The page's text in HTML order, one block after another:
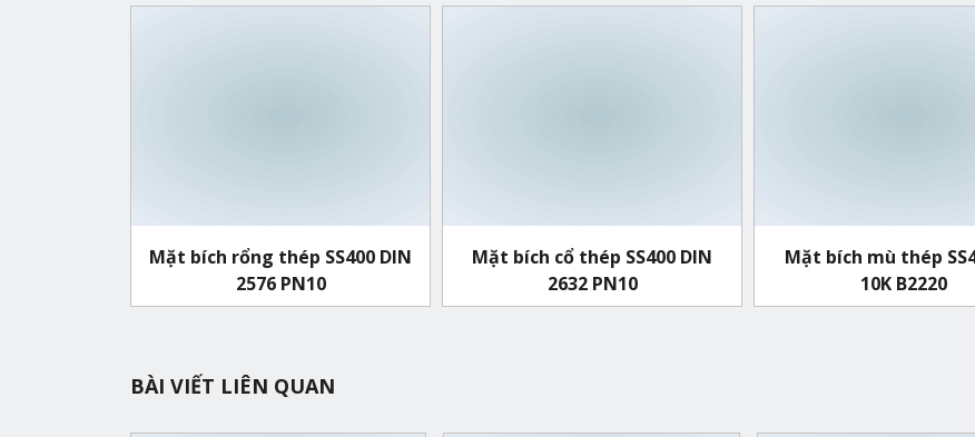
Mặt bích rổng thép SS400 DIN
2576 PN10
Mặt bích cổ thép SS400 DIN
2632 PN10
Mặt bích mù thép
10K B2220
BÀI VIẾT LIÊN QUAN